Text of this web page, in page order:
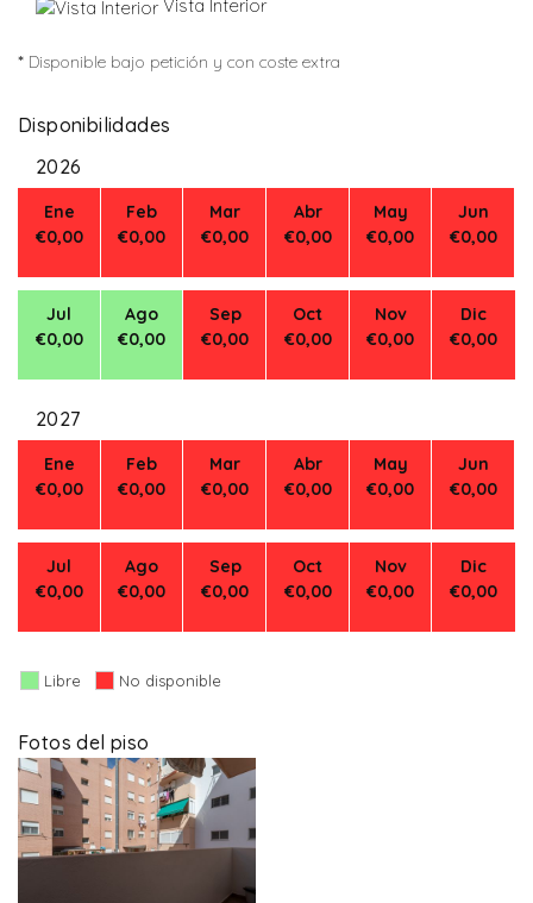
Vista Interior
* Disponible bajo petición y con coste extra
Disponibilidades
2026
Ene
€0,00
Feb
€0,00
Mar
€0,00
Abr
€0,00
May
€0,00
Jun
€0,00
Jul
€0,00
Ago
€0,00
Sep
€0,00
Oct
€0,00
Nov
€0,00
Dic
€0,00
2027
Ene
€0,00
Feb
€0,00
Mar
€0,00
Abr
€0,00
May
€0,00
Jun
€0,00
Jul
€0,00
Ago
€0,00
Sep
€0,00
Oct
€0,00
Nov
€0,00
Dic
€0,00
Libre No disponible
Fotos del piso